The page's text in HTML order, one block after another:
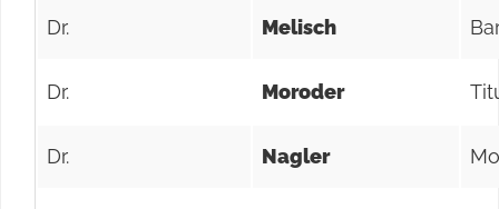
Dr. Melisch
Dr. Moroder
Dr. Nagler